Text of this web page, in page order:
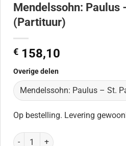
Mendelssohn: Paulus
(Partituur)
€ 158,10
Overige delen
Op bestelling. Levering
Mendelssohn: Paulus - St. Paul